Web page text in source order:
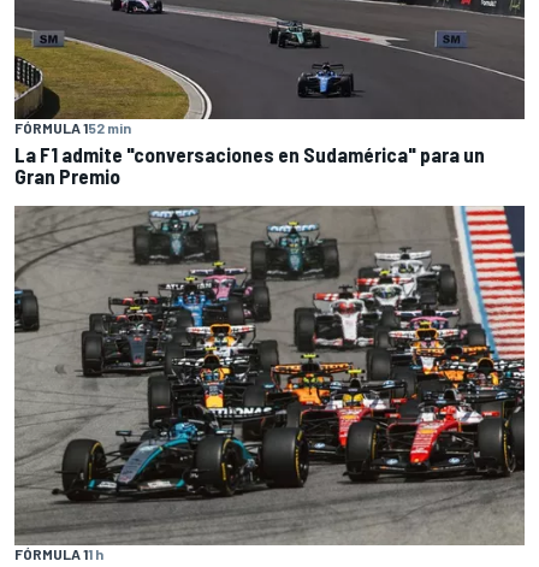
FÓRMULA 152 min
La F1 admite "conversaciones en Sudamérica" para un
Gran Premio
FÓRMULA 11 h